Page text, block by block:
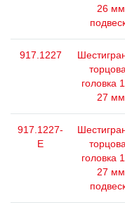
26 мм
917.1227
головка
27 мм
917.1227-
E
головка
27 мм